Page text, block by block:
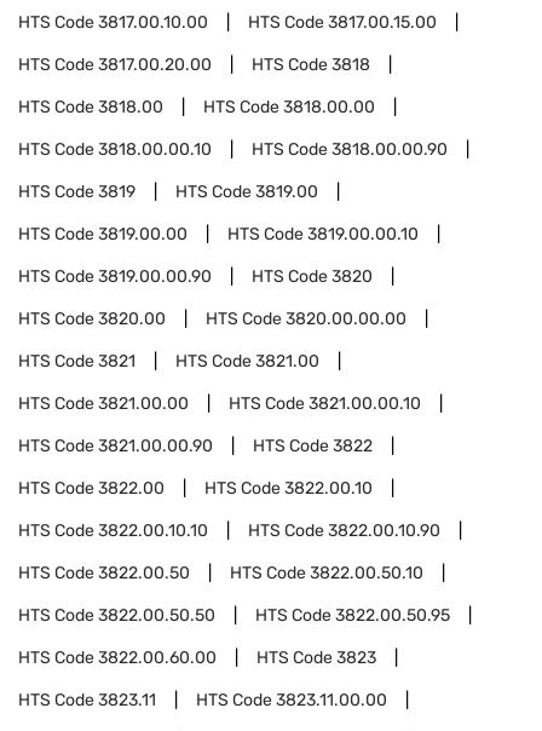
HTS Code3817.00.10.00 HTS Code3817.00.15.00
HTS Code3817.00.20.00 HTS Code3818
HTS Code3818.00 HTS Code3818.00.00
HTS Code3818.00.00.10 HTS Code3818.00.00.90
HTS Code3819 HTS Code3819.00
HTS Code3819.00.00 HTS Code3819.00.00.10
HTS Code3819.00.00.90 HTS Code3820
HTS Code3820.00 HTS Code3820.00.00.00
HTS Code3821 HTS Code3821.00
HTS Code3821.00.00 HTS Code3821.00.00.10
HTS Code3821.00.00.90 HTS Code3822
HTS Code3822.00 HTS Code3822.00.10
HTS Code3822.00.10.10 HTS Code3822.00.10.90
HTS Code3822.00.50 HTS Code3822.00.50.10
HTS Code3822.00.50.50 HTS Code3822.00.50.95
HTS Code3822.00.60.00 HTS Code3823
HTS Code3823.11 HTS Code3823.11.00.00